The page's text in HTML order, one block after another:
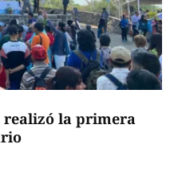
realizó la primera